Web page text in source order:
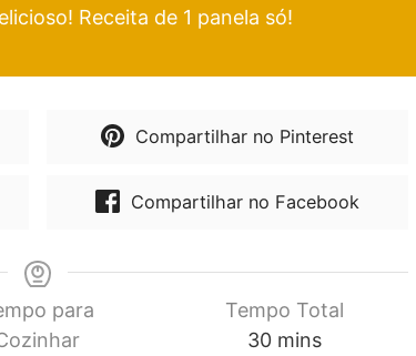
Receita de 1 panela só!
Compartilhar no Pinterest
Compartilhar no Facebook
para
Tempo Total
30 mins